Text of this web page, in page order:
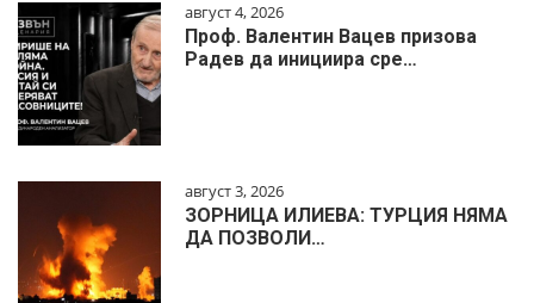
август 4, 2026
Проф. Валентин Вацев призова
Радев да инициира сре…
август 3, 2026
ЗОРНИЦА ИЛИЕВА: ТУРЦИЯ НЯМА
ДА ПОЗВОЛИ…